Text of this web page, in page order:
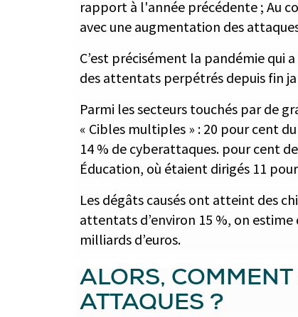
rapport à l'année précédente ; Au
avec une augmentation des
C’est précisément la pandémie qui
des attentats perpétrés depuis fin
Parmi les secteurs touchés par de
« Cibles multiples » : 20 pour cent
14 % de cyberattaques. pour cent
Éducation, où étaient dirigés 11
Les dégâts causés ont atteint des
attentats d’environ 15 %, on
milliards d’euros.
ALORS,
ATTAQUES ?